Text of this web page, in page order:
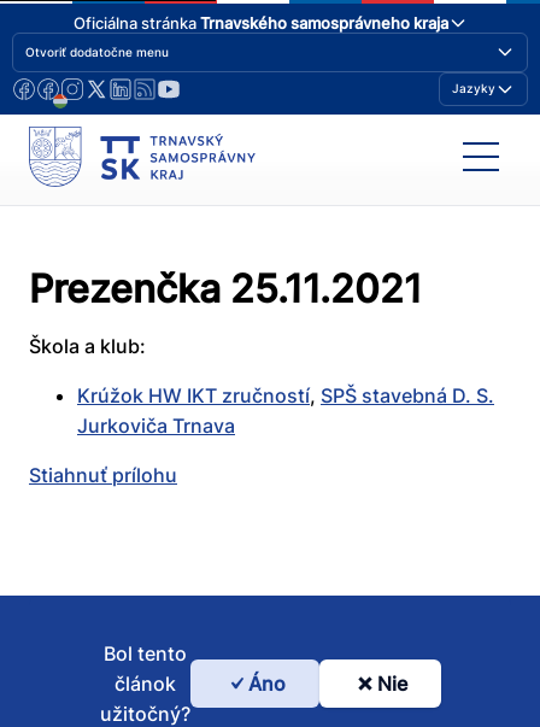
Oficiálna stránkaTrnavského samosprávneho kraja
Otvoriť dodatočne menu
Jazyky
Prezenčka 25.11.2021
Škola a klub:
Krúžok HW IKT zručností, SPŠ stavebná D. S.
Jurkoviča Trnava
Stiahnuť prílohu
Bol
Bol tento
článok
užitočný?
Áno Nie